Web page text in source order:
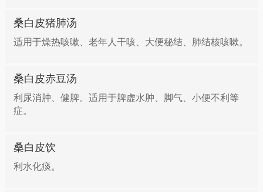
桑白皮猪肺汤
适用于燥热咳嗽、老年人干咳、大便秘结、肺结核咳嗽。
桑白皮赤豆汤
利尿消肿、健脾。适用于脾虚水肿、脚气、小便不利等
症。
桑白皮饮
利水化痰。